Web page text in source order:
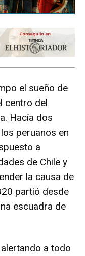
el sueño de
centro del
Hacía dos
peruanos en
a
de Chile y
la causa de
partió desde
escuadra de
a todo